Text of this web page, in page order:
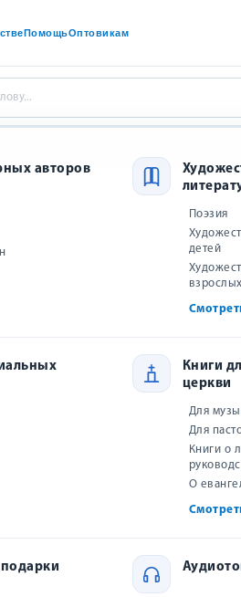
ПомощьОптовикам
авторов
Поэзия
детей
взрослых
Книги
церкви
Для
Для
Книги о
О
- купить в
категории